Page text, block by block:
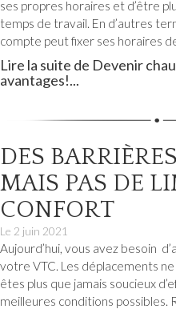
ses propres horaires et d’être
temps de travail. En d’autres
compte peut fixer ses horaires
Lire la suite de Devenir
avantages!...
DES
MAIS PAS DE
CONFORT
Le 2 juin 2021
Aujourd’hui, vous avez besoin
votre VTC. Les déplacements
êtes plus que jamais soucieux
meilleures conditions possibles.